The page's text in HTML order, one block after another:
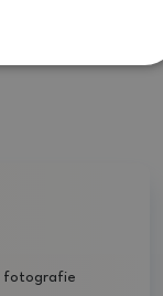
fotografie